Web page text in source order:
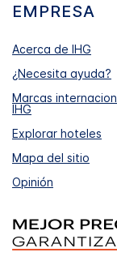
EMPRESA
Acerca de IHG
¿Necesita ayuda?
Marcas
IHG
Explorar hoteles
Mapa del sitio
Opinión